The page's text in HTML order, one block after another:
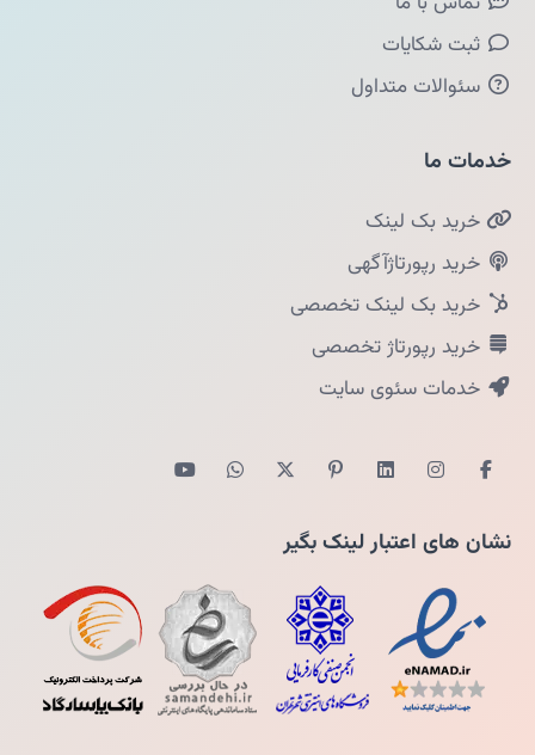
ثبت شکایات
سئوالات متداول
خدمات ما
خرید بک لینک
خرید رپورتاژآگهی
خرید بک لینک تخصصی
خرید رپورتاژ تخصصی
خدمات سئوی سایت
نشان های اعتبار لینک بگیر